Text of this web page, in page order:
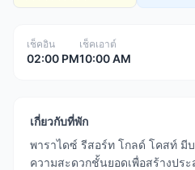
เช็คอิน
02:00 PM
เช็คเอาต์
10:00 AM
เกี่ยวกับที่พัก
พาราไดซ์ รีสอร์ท โกลด์ โคสท์ มี
ความสะดวกชั้นยอดเพื่อสร้างปร